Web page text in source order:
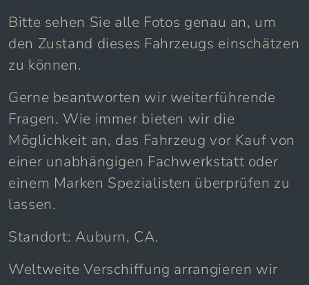
Bitte sehen Sie alle Fotos genau an, um
den Zustand dieses Fahrzeugs einschätzen
zu können.
Gerne beantworten wir weiterführende
Fragen. Wie immer bieten wir die
Möglichkeit an, das Fahrzeug vor Kauf von
einer unabhängigen Fachwerkstatt oder
einem Marken Spezialisten überprüfen zu
lassen.
Standort: Auburn, CA.
Weltweite Verschiffung arrangieren wir